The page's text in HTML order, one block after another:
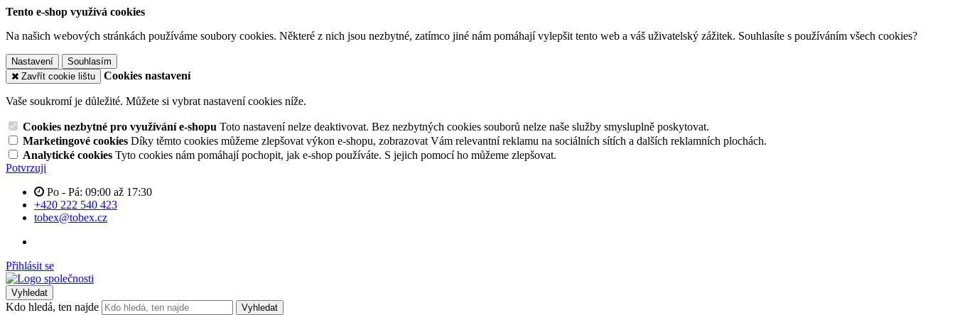
Tento e-shop využívá cookies
Na našich webových stránkách používáme soubory cookies. Některé z nich jsou nezbytné, zatímco jiné nám pomáhají vylepšit tento web a váš uživatelský zážitek. Souhlasíte s používáním všech cookies?
Nastavení
Souhlasím
Zavřít cookie lištu
Cookies nastavení
Vaše soukromí je důležité. Můžete si vybrat nastavení cookies níže.
Cookies nezbytné pro využívání e-shopu Toto nastavení nelze deaktivovat. Bez nezbytných cookies souborů nelze naše služby smysluplně poskytovat.
Marketingové cookies Díky těmto cookies můžeme zlepšovat výkon e-shopu, zobrazovat Vám relevantní reklamu na sociálních sítích a dalších reklamních plochách.
Analytické cookies Tyto cookies nám pomáhají pochopit, jak e-shop používáte. S jejich pomocí ho můžeme zlepšovat.
Potvrzuji
Po - Pá: 09:00 až 17:30
+420 222 540 423
tobex@tobex.cz
Přihlásit se
Vyhledat
Kdo hledá, ten najde Vyhledat